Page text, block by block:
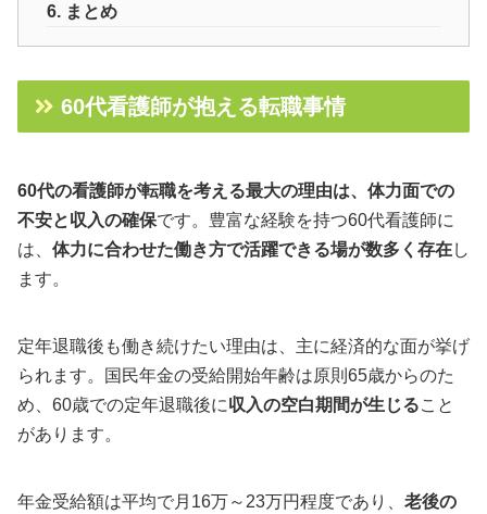
6. まとめ
60代看護師が抱える転職事情
60代の看護師が転職を考える最大の理由は、体力面での
不安と収入の確保です。豊富な経験を持つ60代看護師に
は、 体力に合わせた働き方で活躍できる場が数多く存在し
ます。
定年退職後も働き続けたい理由は、主に経済的な面が挙げ
られます。国民年金の受給開始年齢は原則65歳からのた
め、60歳での定年退職後に収入の空白期間が生じること
があります。
年金受給額は平均で月16万～23万円程度であり、 老後の